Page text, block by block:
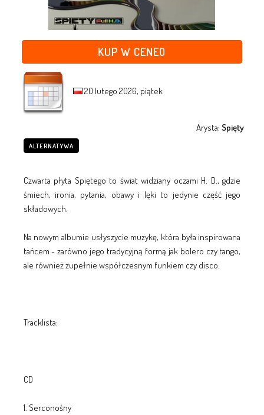
KUP W CENEO
20 lutego 2026, piątek
Arysta:Spięty
ALTERNATYWA
Czwarta płyta Spiętego to świat widziany oczami H. D., gdzie
śmiech, ironia, pytania, obawy i lęki to jedynie część jego
składowych.
Na nowym albumie usłyszycie muzykę, która była inspirowana
tańcem - zarówno jego tradycyjną formą jak bolero czy tango,
ale również zupełnie współczesnym funkiem czy disco.
Tracklista:
CD
1. Serconośny